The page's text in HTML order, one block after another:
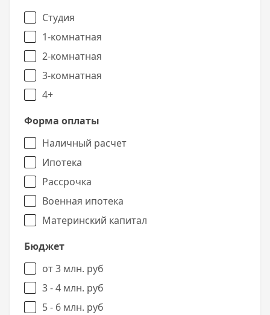
сайте.Студия
1-комнатная
2-комнатная
3-комнатная
4+
Форма оплаты
Наличный расчет
Ипотека
Рассрочка
Военная ипотека
Материнский капитал
Бюджет
от 3 млн. руб
3 - 4 млн. руб
5 - 6 млн. руб